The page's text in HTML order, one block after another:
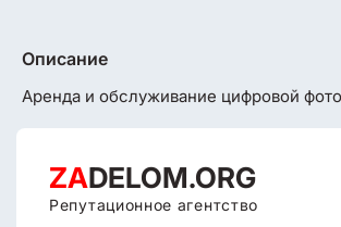
Описание
Аренда и обслуживание цифровой
ZADELOM.ORG
Репутационное агентство